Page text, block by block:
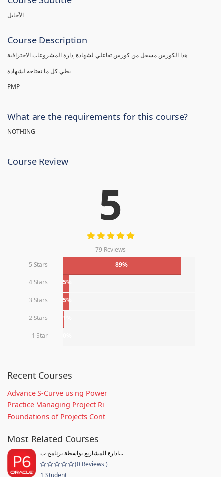
الآجايل
Course Description
PMP
What are the requirements for this course?
NOTHING
Course Review
5
79 Reviews
5 Stars
89%
4 Stars 5%
3 Stars 5%
2 Stars 1%
1 Star
Recent Courses
Advance S-Curve using Power
Practice Managing Project Ri
Foundations of Projects Cont
Most Related Courses
ادارة المشاريع بواسطة برنامج ب...
(0 Reviews )
1 Student